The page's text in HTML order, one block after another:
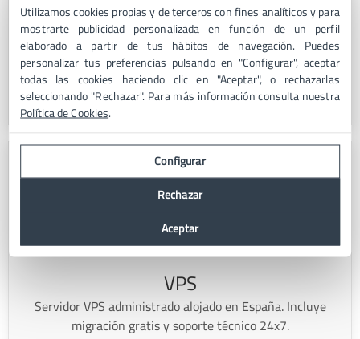
Hosting
Lanza tu proyecto digital. Diferentes planes de hosting
para alojar tu web. Desde 1,99€ al mes.
Ver planes
VPS
Servidor VPS administrado alojado en España. Incluye
migración gratis y soporte técnico 24x7.
Utilizamos cookies propias y de terceros con fines analíticos y para
mostrarte publicidad personalizada en función de un perfil
elaborado a partir de tus hábitos de navegación. Puedes
personalizar tus preferencias pulsando en "Configurar", aceptar
todas las cookies haciendo clic en "Aceptar", o rechazarlas
seleccionando "Rechazar". Para más información consulta nuestra
Política de Cookies.
Configurar
Rechazar
Aceptar